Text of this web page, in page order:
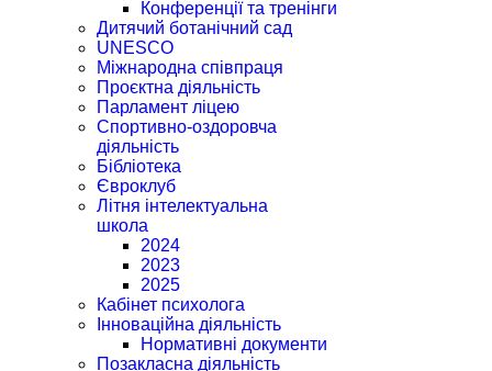
Конференції та тренінги
Дитячий ботанічний сад
UNESCO
Міжнародна співпраця
Проєктна діяльність
Парламент ліцею
Спортивно-оздоровча
діяльність
Бібліотека
Євроклуб
Літня інтелектуальна
школа
2024
2023
2025
Кабінет психолога
Інноваційна діяльність
Нормативні документи
Позакласна діяльність